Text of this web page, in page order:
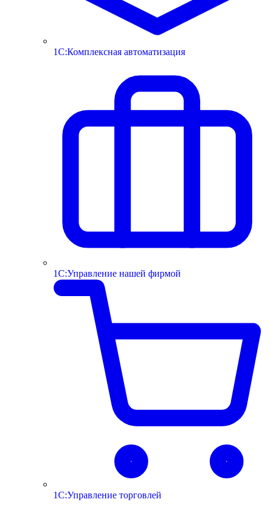
1С:Комплексная автоматизация
1С:Управление нашей фирмой
1С:Управление торговлей